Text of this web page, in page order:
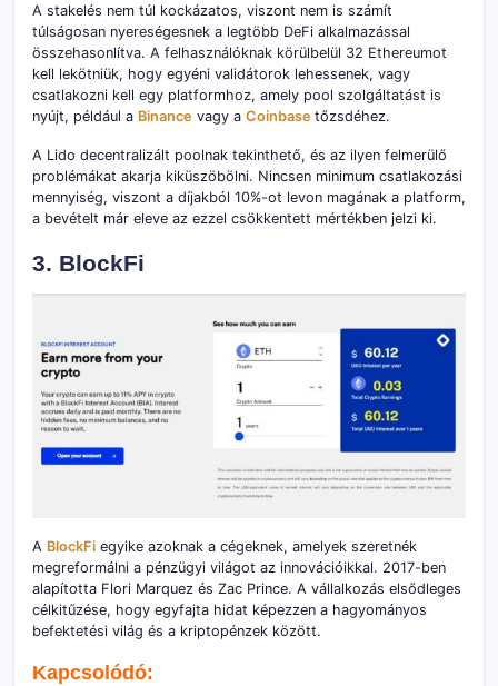
A stakelés nem túl kockázatos, viszont nem is számít
túlságosan nyereségesnek a legtöbb DeFi alkalmazással
összehasonlítva. A felhasználóknak körülbelül 32 Ethereumot
kell lekötniük, hogy egyéni validátorok lehessenek, vagy
csatlakozni kell egy platformhoz, amely pool szolgáltatást is
nyújt, például a Binance vagy a Coinbase tőzsdéhez.
A Lido decentralizált poolnak tekinthető, és az ilyen felmerülő
problémákat akarja kiküszöbölni. Nincsen minimum csatlakozási
mennyiség, viszont a díjakból 10%-ot levon magának a platform,
a bevételt már eleve az ezzel csökkentett mértékben jelzi ki.
3. BlockFi
A BlockFi egyike azoknak a cégeknek, amelyek szeretnék
megreformálni a pénzügyi világot az innovációikkal. 2017-ben
alapította Flori Marquez és Zac Prince. A vállalkozás elsődleges
célkitűzése, hogy egyfajta hidat képezzen a hagyományos
befektetési világ és a kriptopénzek között.
Kapcsolódó: